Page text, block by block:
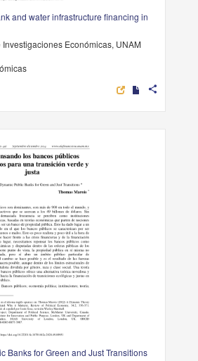
and water infrastructure financing in
Económicas, UNAM
share
Banks for Green and Just Transitions